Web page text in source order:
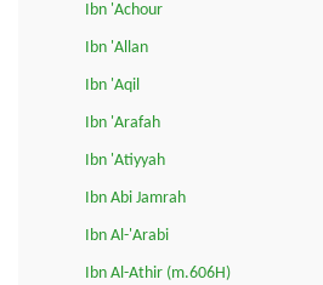
Ibn 'Achour
Ibn 'Allan
Ibn 'Aqil
Ibn 'Arafah
Ibn 'Atiyyah
Ibn Abi Jamrah
Ibn Al-'Arabi
Ibn Al-Athir (m.606H)